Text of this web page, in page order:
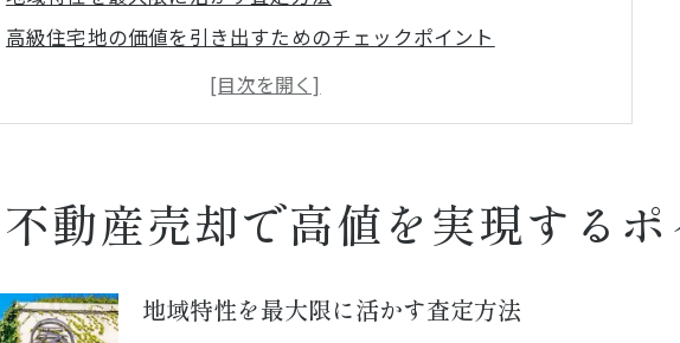
高級住宅地の価値を引き出すためのチェックポイント
近隣施設と交通アクセスの影響
市場動向を踏まえた価格設定の重要性
プロの視点で行う効果的な物件評価
売却成功のカギは表参道エリアの特性を活かす査定にあり
査定で重視すべき表参道エリア周辺の魅力
動産売却で高値を実現するポ
地域特性を最大限に活かす査定方法